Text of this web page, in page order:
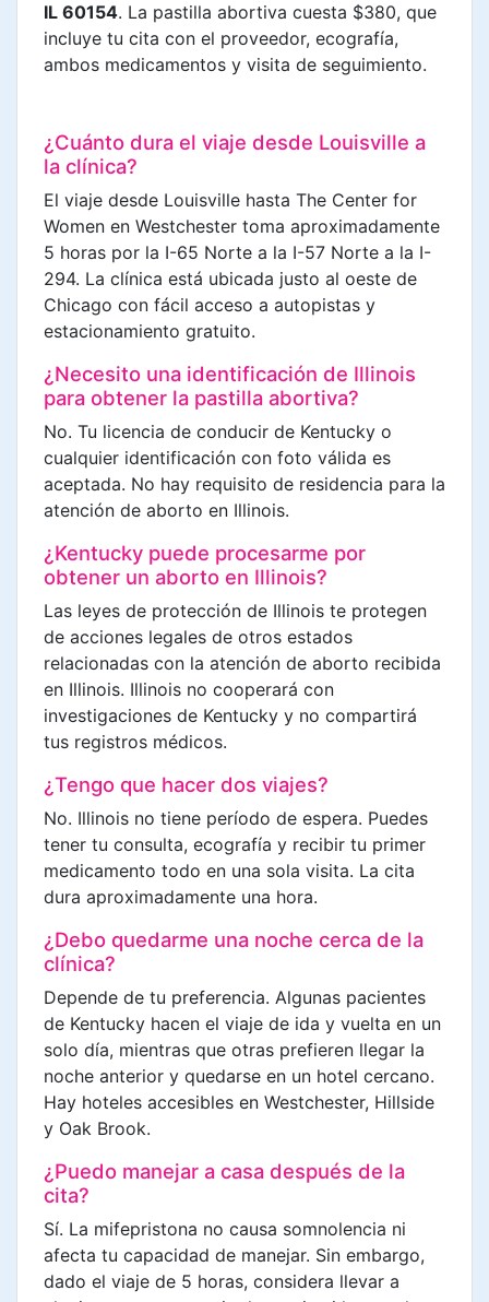
IL 60154. La pastilla abortiva cuesta $380, que
incluye tu cita con el proveedor, ecografía,
ambos medicamentos y visita de seguimiento.
¿Cuánto dura el viaje desde Louisville a
la clínica?
El viaje desde Louisville hasta The Center for
Women en Westchester toma aproximadamente
5 horas por la I-65 Norte a la I-57 Norte a la I-
294. La clínica está ubicada justo al oeste de
Chicago con fácil acceso a autopistas y
estacionamiento gratuito.
¿Necesito una identificación de Illinois
para obtener la pastilla abortiva?
No. Tu licencia de conducir de Kentucky o
cualquier identificación con foto válida es
aceptada. No hay requisito de residencia para la
atención de aborto en Illinois.
¿Kentucky puede procesarme por
obtener un aborto en Illinois?
Las leyes de protección de Illinois te protegen
de acciones legales de otros estados
relacionadas con la atención de aborto recibida
en Illinois. Illinois no cooperará con
investigaciones de Kentucky y no compartirá
tus registros médicos.
¿Tengo que hacer dos viajes?
No. Illinois no tiene período de espera. Puedes
tener tu consulta, ecografía y recibir tu primer
medicamento todo en una sola visita. La cita
dura aproximadamente una hora.
¿Debo quedarme una noche cerca de la
clínica?
Depende de tu preferencia. Algunas pacientes
de Kentucky hacen el viaje de ida y vuelta en un
solo día, mientras que otras prefieren llegar la
noche anterior y quedarse en un hotel cercano.
Hay hoteles accesibles en Westchester, Hillside
y Oak Brook.
¿Puedo manejar a casa después de la
cita?
Sí. La mifepristona no causa somnolencia ni
afecta tu capacidad de manejar. Sin embargo,
dado el viaje de 5 horas, considera llevar a